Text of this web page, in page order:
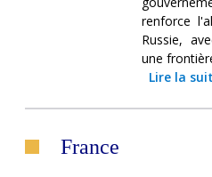
renforce
Russie,
une
Lire la
France